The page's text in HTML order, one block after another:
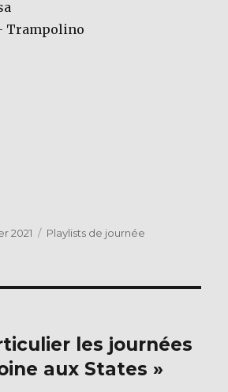
Trampolino
2021 Catégories
Playlists de journée
les journées
aux States »